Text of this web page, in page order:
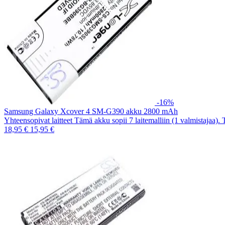
-16%
Samsung Galaxy Xcover 4 SM-G390 akku 2800 mAh
Yhteensopivat laitteet Tämä akku sopii 7 laitemalliin (1 valmistajaa).
18,95 € 15,95 €